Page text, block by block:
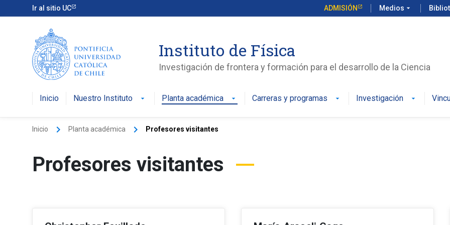
Ir al sitio UC ADMISIÓN Medios arrow_drop_down
Instituto de Física
Investigación de frontera y formación para el desarrollo de la Ciencia
Inicio Nuestro Instituto arrow_drop_down Planta académica arrow_drop_down Carreras y programas arrow_drop_down Investigación arrow_drop_down
Inicio keyboard_arrow_right Planta académica keyboard_arrow_right Profesores visitantes
Profesores visitantes